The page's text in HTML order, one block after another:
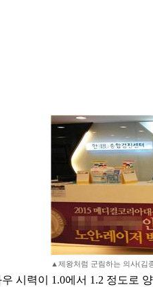
▲제왕처럼 군림하는 의사(김
시력이 1.0에서 1.2 정도로